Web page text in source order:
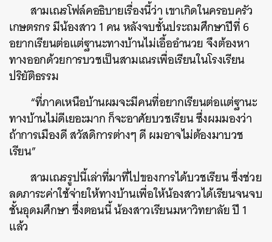
สามเณรโฟล์คอธิบายเรื่องนี้ว่าเขาเกิดในครอบครัว
เกษตรกรมีน้องสาว1 คนหลังจบชั้นประถมศึกษาปีที่6
อยากเรียนต่อแต่ฐานะทางบ้านไม่เอื้ออำนวยจึงต้องหา
ทางออกด้วยการบวชเป็นสามเณรเพื่อเรียนในโรงเรียน
ปริยัติธรรม
“ที่ภาคเหนือบ้านผมจะมีคนที่อยากเรียนต่อแต่ฐานะ
ทางบ้านไม่ดีเยอะมากก็จะอาศัยบวชเรียนซึ่งผมมองว่า
ถ้าการเมืองดีสวัสดิการต่างๆดีผมอาจไม่ต้องมาบวช
เรียน”
สามเณรรูปนี้เล่าที่มาที่ไปของการได้บวชเรียนซึ่งช่วย
ลดภาระค่าใช้จ่ายให้ทางบ้านเพื่อให้น้องสาวได้เรียนจนจบ
ชั้นอุดมศึกษาซึ่งตอนนี้น้องสาวเรียนมหาวิทยาลัยปี1
แล้ว